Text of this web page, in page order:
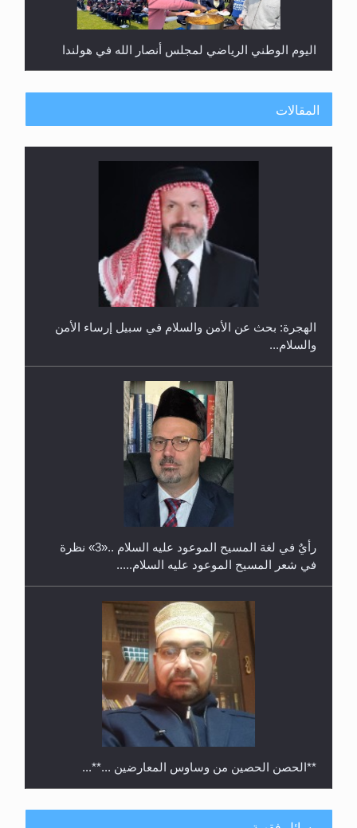
اليوم الوطني الرياضي لمجلس أنصار الله في هولندا
إتمام حفظ القرآن الكريم لثلاثة طلاب من مدرسة الحفظ
حفل توزيع الشهادات في الجامعة الأحمدية بنيجيريا لعام
المقالات
الهجرة: بحث عن الأمن والسلام في سبيل إرساء الأمن
والسلام...
رأيٌ في لغة المسيح الموعود عليه السلام ..«3» نظرة
في شعر المسيح الموعود عليه السلام.....
**الحصن الحصين من وساوس المعارضين ...**...